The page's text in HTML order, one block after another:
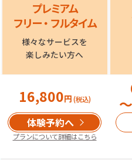
プレミアム
フリー・フルタイム
様々なサービスを
楽しみたい方へ
16,800円(税込)
体験予約へ
プランについて詳細はこちら
〜